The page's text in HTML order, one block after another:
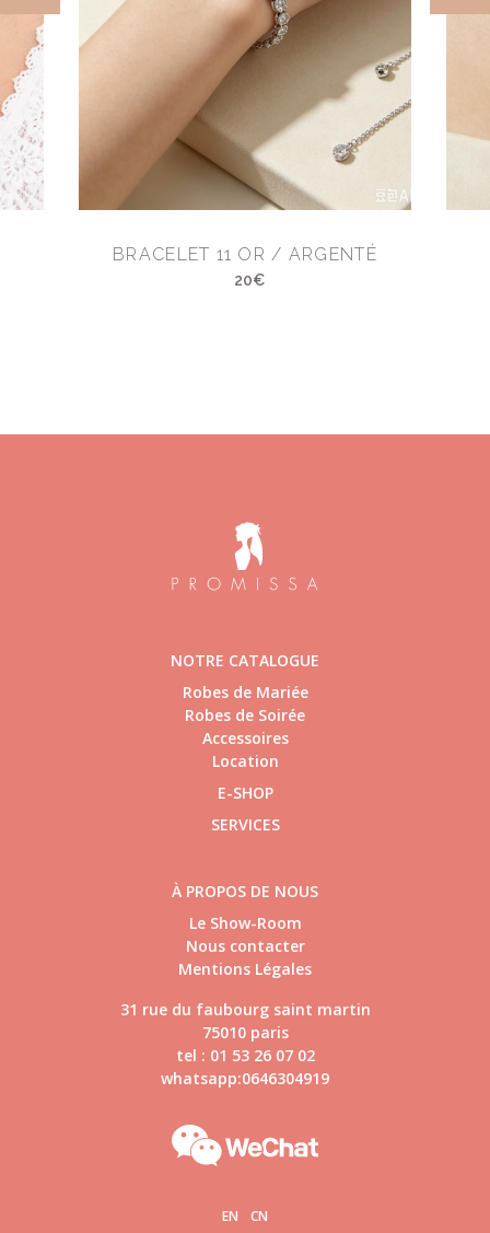
BRACELET 11 OR / ARGENTÉ
20€
NOTRE CATALOGUE
Robes de Mariée
Robes de Soirée
Accessoires
Location
E-SHOP
SERVICES
À PROPOS DE NOUS
Le Show-Room
Nous contacter
Mentions Légales
31 rue du faubourg saint martin
75010 paris
tel : 01 53 26 07 02
whatsapp:0646304919
EN CN